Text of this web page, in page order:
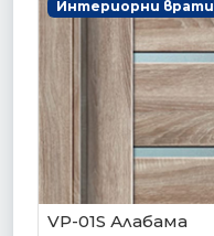
Интериорни врати
VP-01S Алабама